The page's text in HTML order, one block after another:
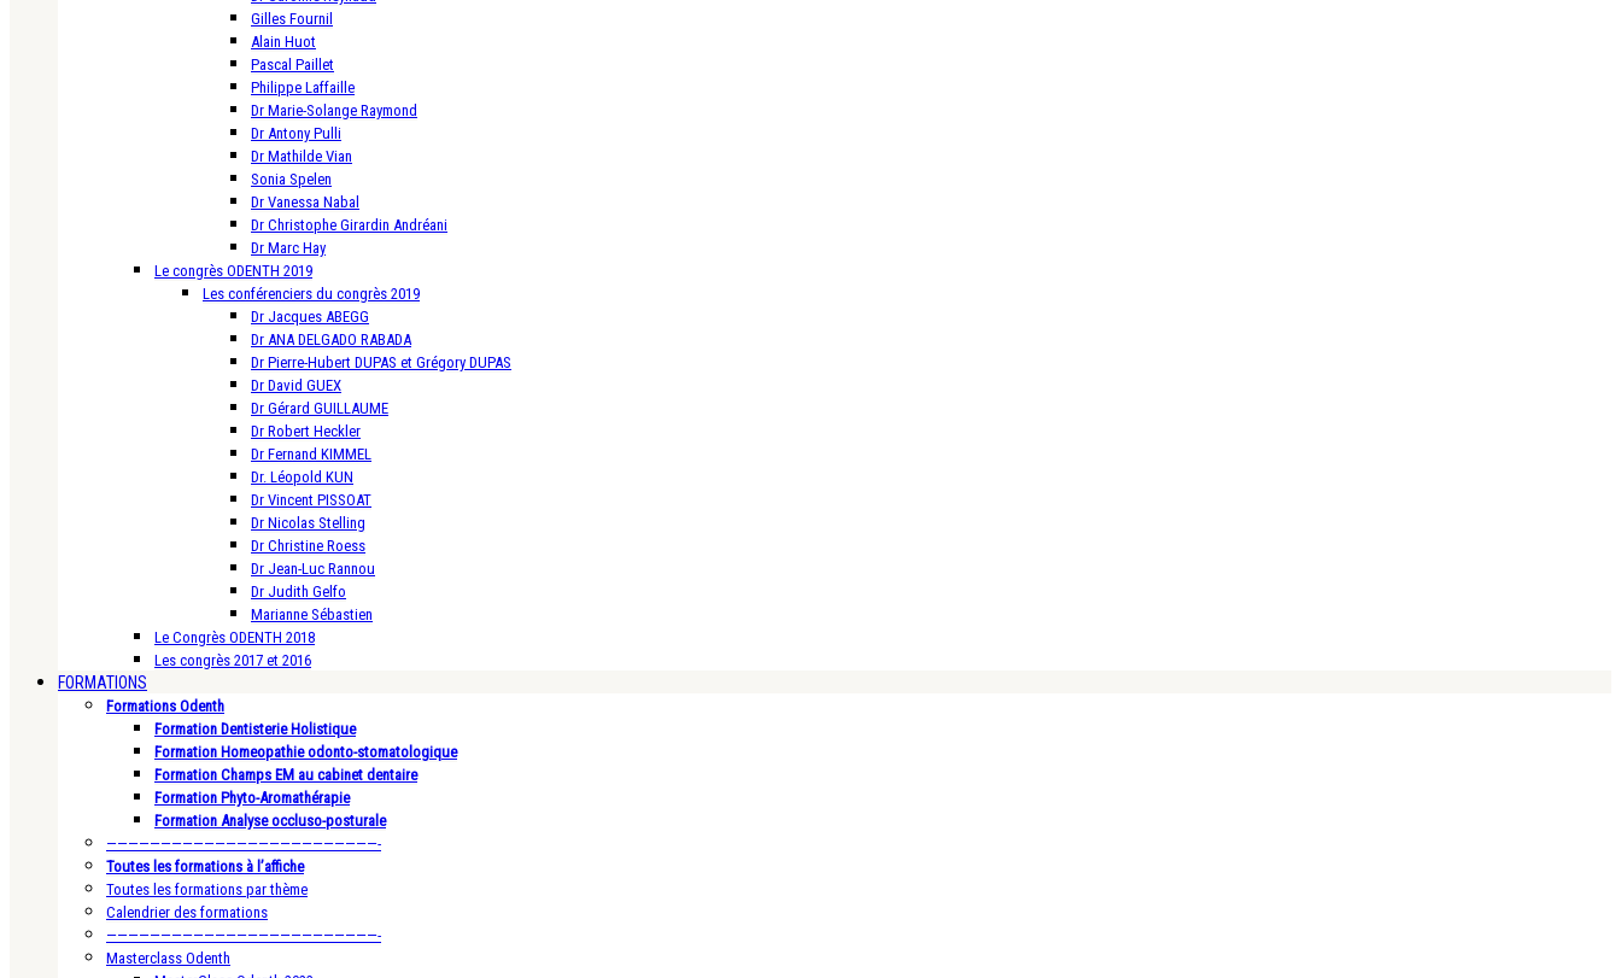
Gilles Fournil
Alain Huot
Pascal Paillet
Philippe Laffaille
Dr Marie-Solange Raymond
Dr Antony Pulli
Dr Mathilde Vian
Sonia Spelen
Dr Vanessa Nabal
Dr Christophe Girardin Andréani
Dr Marc Hay
Le congrès ODENTH 2019
Les conférenciers du congrès 2019
Dr Jacques ABEGG
Dr ANA DELGADO RABADA
Dr Pierre-Hubert DUPAS et Grégory DUPAS
Dr David GUEX
Dr Gérard GUILLAUME
Dr Robert Heckler
Dr Fernand KIMMEL
Dr. Léopold KUN
Dr Vincent PISSOAT
Dr Nicolas Stelling
Dr Christine Roess
Dr Jean-Luc Rannou
Dr Judith Gelfo
Marianne Sébastien
Le Congrès ODENTH 2018
Les congrès 2017 et 2016
FORMATIONS
Formations Odenth
Formation Dentisterie Holistique
Formation Homeopathie odonto-stomatologique
Formation Champs EM au cabinet dentaire
Formation Phyto-Aromathérapie
Formation Analyse occluso-posturale
—————————————————————————-
Toutes les formations à l’affiche
Toutes les formations par thème
Calendrier des formations
—————————————————————————-
Masterclass Odenth